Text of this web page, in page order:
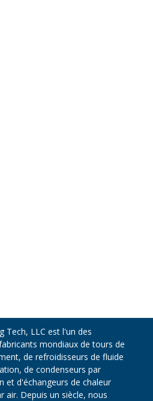
Tech, LLC est l'un des
mondiaux de tours de
de refroidisseurs de fluide
de condenseurs par
et d'échangeurs de chaleur
air. Depuis un siècle, nous